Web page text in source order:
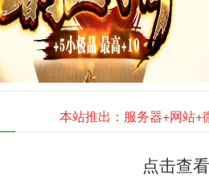
本站推出：服务器+网站
点击查